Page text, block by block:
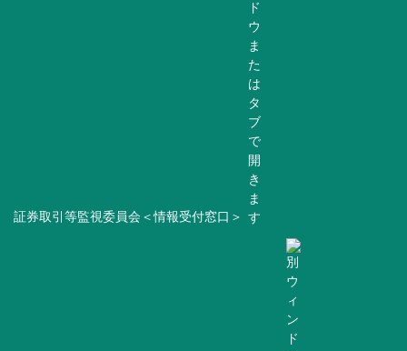
証券取引等監視委員会＜情報受付窓口＞